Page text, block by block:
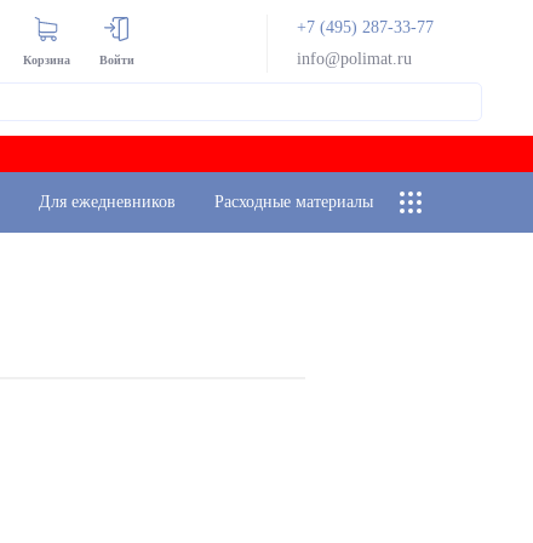
Корзина Войти
+7 (495) 287-33-77
info@polimat.ru
Для ежедневников Расходные материалы